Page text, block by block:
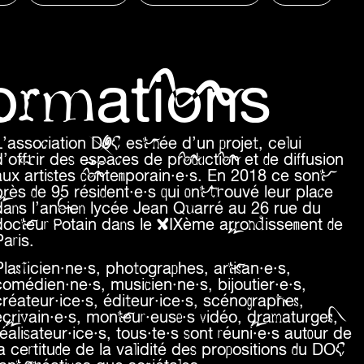
DOC est née d’un projet, celui
des espaces de production et de diffusion
artistes contemporain·e·s. En 2018 ce sont
de 95 résident·e·s qui ont trouvé leur place
l’ancien lycée Jean Quarré au 26 rue du
Potain dans le XIXème arrondissement de
photographes, artisan·e·s,
musicien·ne·s, bijoutier·e·s,
éditeur·ice·s, scénographes,
monteur·euse·s vidéo, dramaturges,
tous·te·s sont réuni·e·s autour de
certitude de la validité des propositions du DOC